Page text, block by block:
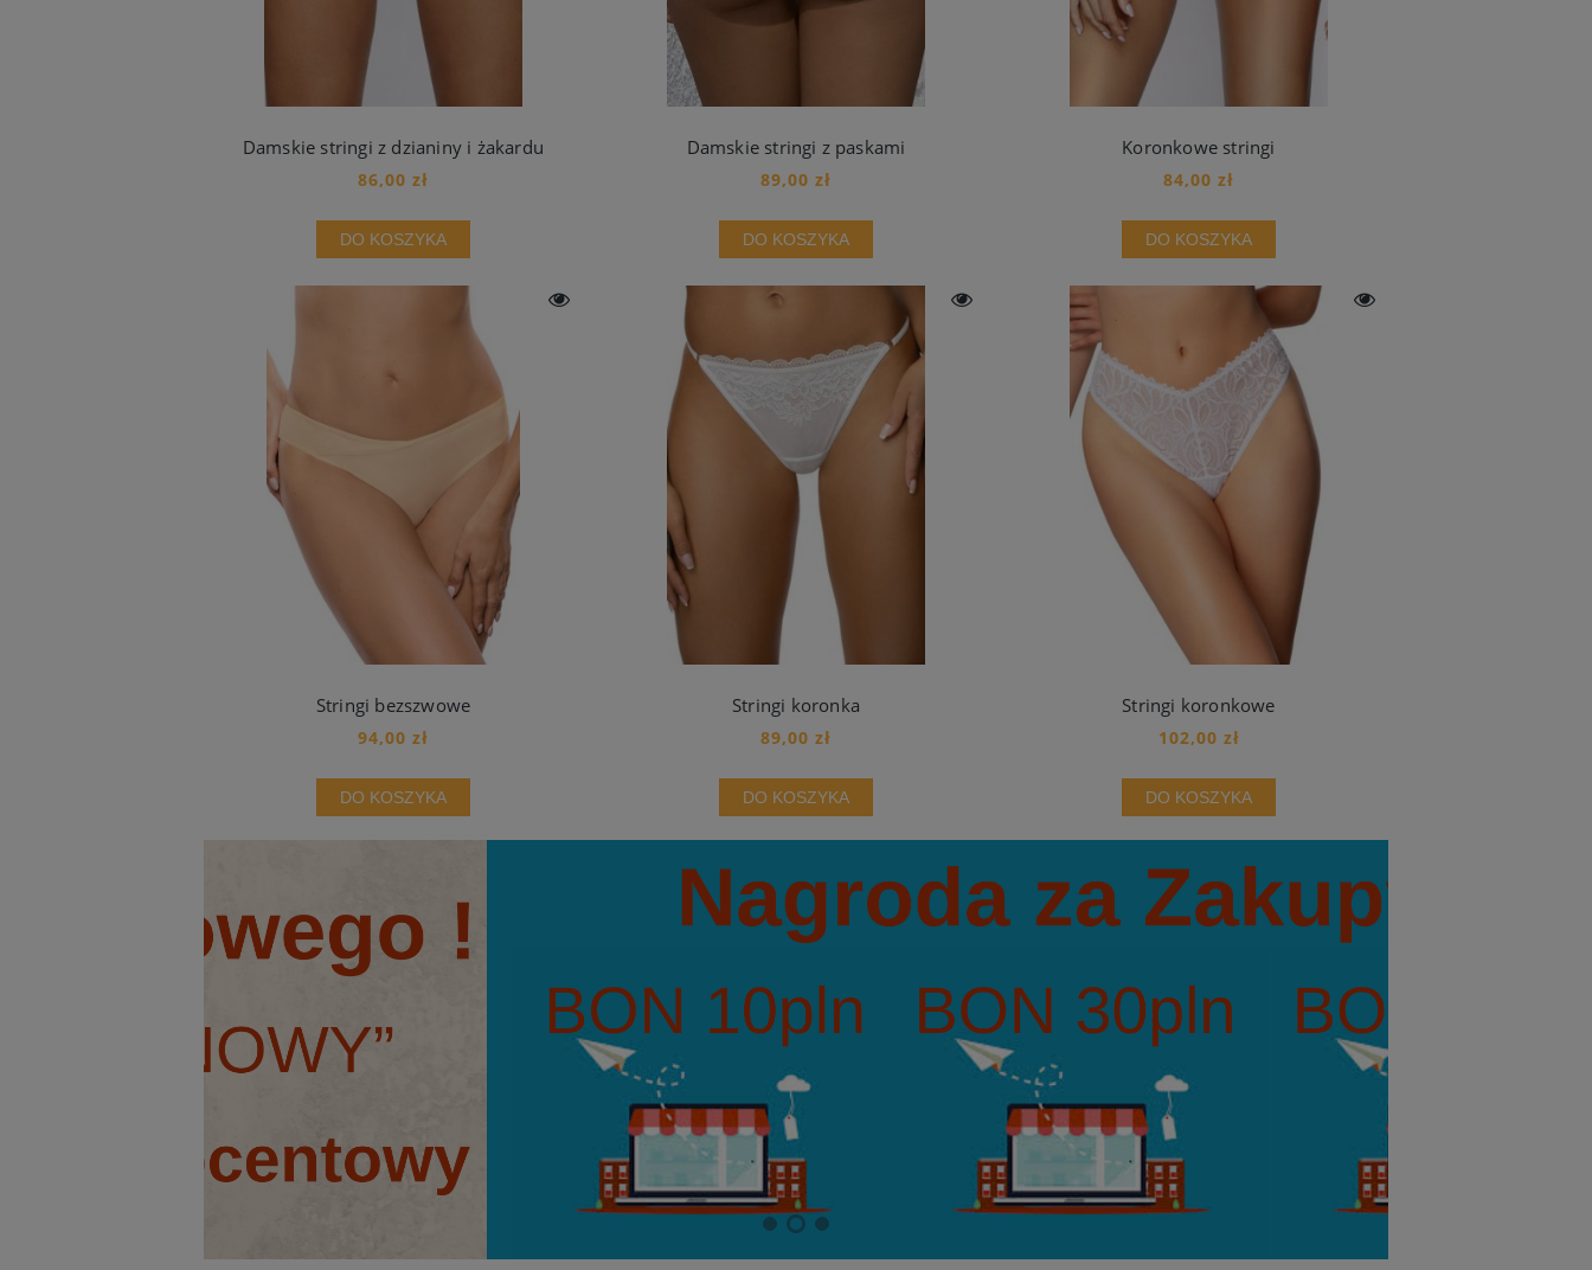
Damskie stringi z dzianiny i żakardu
86,00 zł
DO KOSZYKA
Damskie stringi z paskami
89,00 zł
DO KOSZYKA
Koronkowe stringi
84,00 zł
DO KOSZYKA
Stringi bezszwowe
94,00 zł
DO KOSZYKA
Stringi koronka
89,00 zł
DO KOSZYKA
Stringi koronkowe
102,00 zł
DO KOSZYKA